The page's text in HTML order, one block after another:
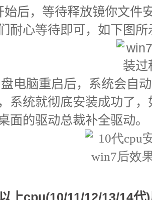
始后，等待释放镜你文件
耐心等待即可，如下图所
电脑重启后，系统会自
系统就彻底安装成功了
面的驱动总裁补全驱动。
cpu(10/11/12/13/14代)